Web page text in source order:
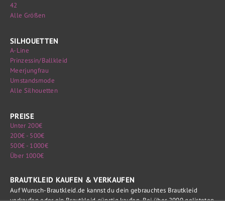
42
Alle Größen
SILHOUETTEN
A-Line
Prinzessin/Ballkleid
Meerjungfrau
Umstandsmode
Alle Silhouetten
PREISE
Unter 200€
200€ - 500€
500€ - 1000€
Über 1000€
BRAUTKLEID KAUFEN & VERKAUFEN
Auf Wunsch-Brautkleid.de kannst du dein gebrauchtes Brautkleid